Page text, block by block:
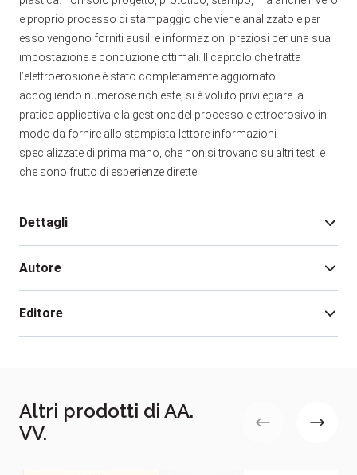
e proprio processo di stampaggio che viene analizzato e per
esso vengono forniti ausili e informazioni preziosi per una sua
impostazione e conduzione ottimali. Il capitolo che tratta
l’elettroerosione è stato completamente aggiornato:
accogliendo numerose richieste, si è voluto privilegiare la
pratica applicativa e la gestione del processo elettroerosivo in
modo da fornire allo stampista-lettore informazioni
specializzate di prima mano, che non si trovano su altri testi e
che sono frutto di esperienze dirette.
Dettagli
Pagine:
Autore
Editore
Altri prodotti di AA.
VV.